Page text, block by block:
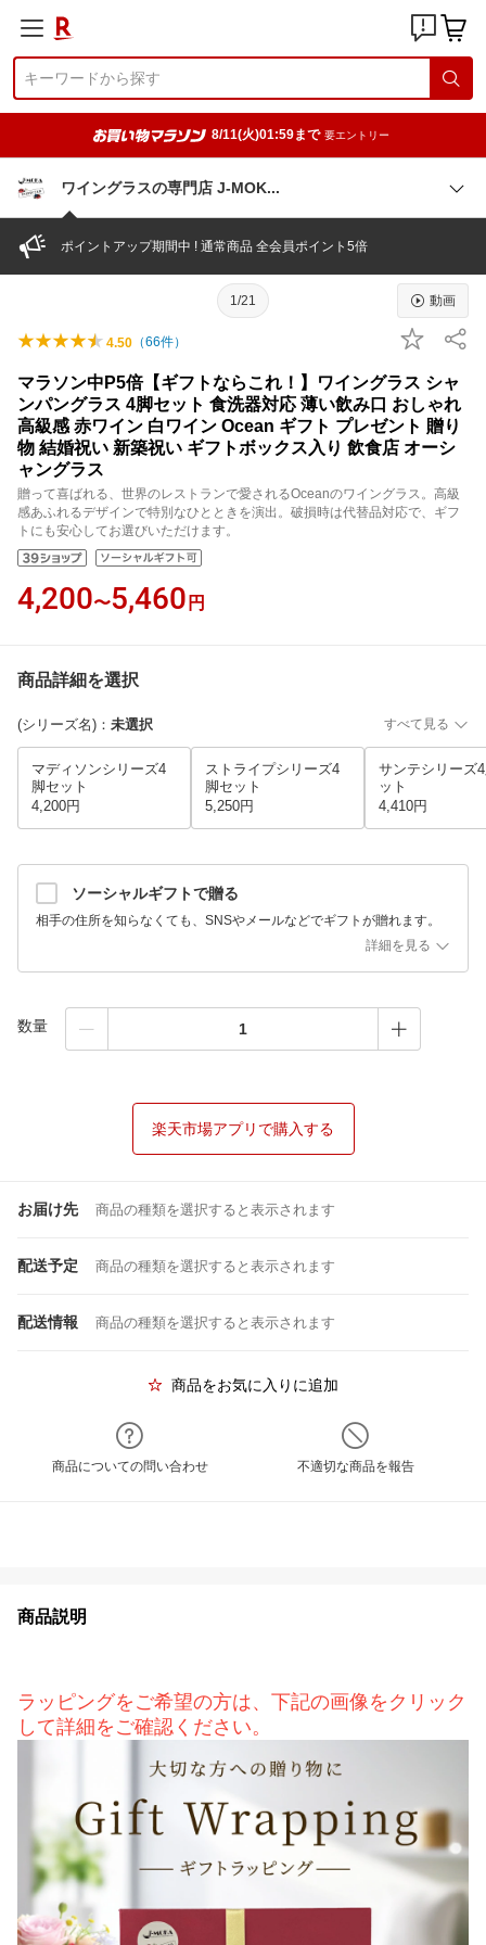
8/11(火)01:59まで 要エントリー
ワイングラスの専門店 J-MOK
ポイントアップ期間中 ! 通常商品 全会員ポイント5倍
1/21 動画
4.50 （66件）
マラソン中P5倍【ギフトならこれ！】ワイングラス シャ
ンパングラス 4脚セット 食洗器対応 薄い飲み口 おしゃれ
高級感 赤ワイン 白ワイン Ocean ギフト プレゼント 贈り
物 結婚祝い 新築祝い ギフトボックス入り 飲食店 オーシ
ャングラス
贈って喜ばれる、世界のレストランで愛されるOceanのワイングラス。高級
感あふれるデザインで特別なひとときを演出。破損時は代替品対応で、ギフ
トにも安心してお選びいただけます。
4,200〜5,460 円
商品詳細を選択
(シリーズ名) ： 未選択 すべて見る
マディソンシリーズ4
脚セット
4,200円
ストライプシリーズ4
脚セット
5,250円
サンテシリーズ
ット
4,410円
ソーシャルギフトで贈る
相手の住所を知らなくても、SNSやメールなどでギフトが贈れます。
詳細を見る
数量
楽天市場アプリで購入する
お届け先 商品の種類を選択すると表示されます
配送予定 商品の種類を選択すると表示されます
配送情報 商品の種類を選択すると表示されます
商品をお気に入りに追加
商品についての問い合わせ 不適切な商品を報告
商品説明
ラッピングをご希望の方は、下記の画像をクリック
して詳細をご確認ください。